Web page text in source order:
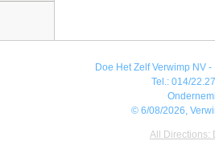
Doe Het Zelf Verwimp NV
Tel.: 014/
© 6/08/2026,
All Directions: